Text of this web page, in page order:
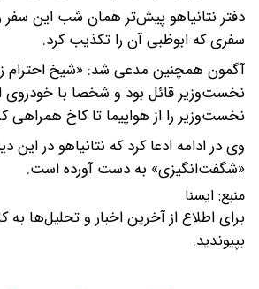
دفتر نتانیاهو پیش‌تر همان شب این سفر
سفری که ابوظبی آن را تکذیب کرد.
آگمون همچنین مدعی شد: «شیخ احترام
نخست‌وزیر قائل بود و شخصا با
نخست‌وزیر را از هواپیما تا کاخ همراهی
وی در ادامه ادعا کرد که نتانیاهو در این
«شگفت‌انگیزی» به دست آورده است.
منبع: ايسنا
برای اطلاع از آخرین اخبار و تحلیل‌ها به
بپیوندید.